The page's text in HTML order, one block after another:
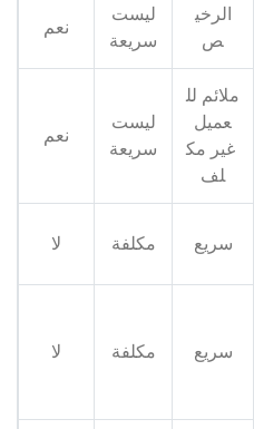
الرخي
ص
ليست
سريعة
نعم
ملائم لل
عميل
غير مك
لف
ليست
سريعة
نعم
سريع مكلفة لا
سريع مكلفة لا